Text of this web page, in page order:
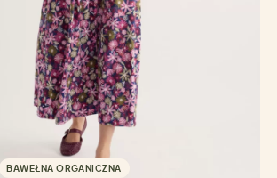
BAWEŁNA ORGANICZNA